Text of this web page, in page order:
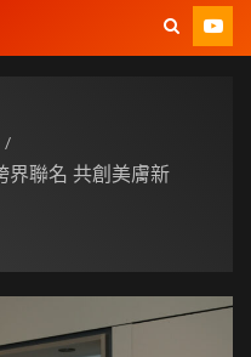
界聯名 共創美膚新